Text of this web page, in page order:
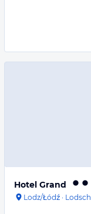
Hotel Grand
Lodz/Łódź · Lodsch